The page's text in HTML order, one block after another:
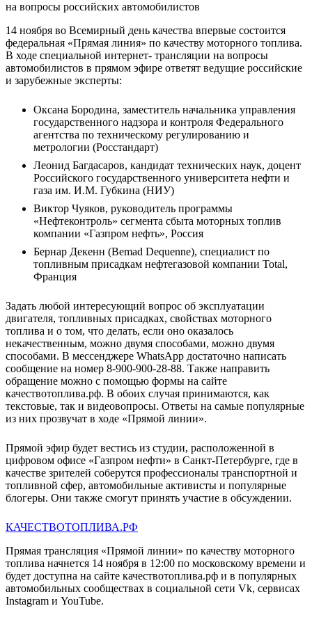
14 ноября во Всемирный день качества впервые состоится
федеральная «Прямая линия» по качеству моторного топлива.
В ходе специальной интернет- трансляции на вопросы
автомобилистов в прямом эфире ответят ведущие российские
и зарубежные эксперты:
Оксана Бородина, заместитель начальника управления
государственного надзора и контроля Федерального
агентства по техническому регулированию и
метрологии (Росстандарт)
Леонид Багдасаров, кандидат технических наук, доцент
Российского государственного университета нефти и
газа им. И.М. Губкина (НИУ)
Виктор Чуяков, руководитель программы
«Нефтеконтроль» сегмента сбыта моторных топлив
компании «Газпром нефть», Россия
Бернар Декенн (Bemad Dequenne), специалист по
топливным присадкам нефтегазовой компании Total,
Франция
Задать любой интересующий вопрос об эксплуатации
двигателя, топливных присадках, свойствах моторного
топлива и о том, что делать, если оно оказалось
некачественным, можно двумя способами, можно двумя
способами. В мессенджере WhatsApp достаточно написать
сообщение на номер 8-900-900-28-88. Также направить
обращение можно с помощью формы на сайте
качествотоплива.рф. В обоих случая принимаются, как
текстовые, так и видеовопросы. Ответы на самые популярные
из них прозвучат в ходе «Прямой линии».
Прямой эфир будет вестись из студии, расположенной в
цифровом офисе «Газпром нефти» в Санкт-Петербурге, где в
качестве зрителей соберутся профессионалы транспортной и
топливной сфер, автомобильные активисты и популярные
блогеры. Они также смогут принять участие в обсуждении.
КАЧЕСТВОТОПЛИВА.РФ
Прямая трансляция «Прямой линии» по качеству моторного
топлива начнется 14 ноября в 12:00 по московскому времени и
будет доступна на сайте качествотоплива.рф и в популярных
автомобильных сообществах в социальной сети Vk, сервисах
Instagram и YouTube.